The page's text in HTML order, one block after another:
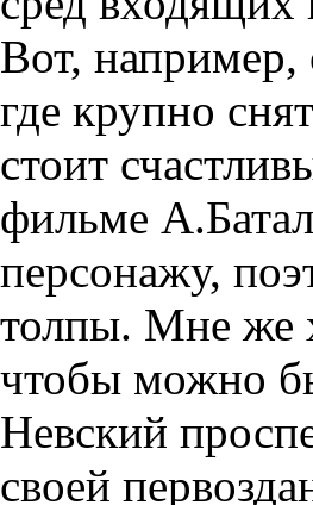
Вот,
где крупно
стоит
фильме
персонажу,
толпы. Мне же
чтобы можно
Невский
своей